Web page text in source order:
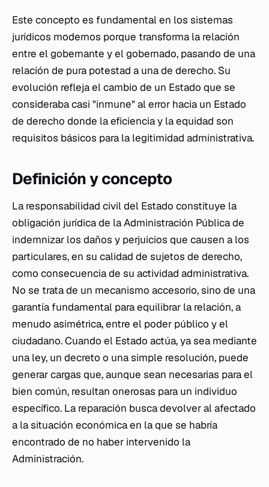
Este concepto es fundamental en los sistemas
jurídicos modernos porque transforma la relación
entre el gobernante y el gobernado, pasando de una
relación de pura potestad a una de derecho. Su
evolución refleja el cambio de un Estado que se
consideraba casi "inmune" al error hacia un Estado
de derecho donde la eficiencia y la equidad son
requisitos básicos para la legitimidad administrativa.
Definición y concepto
La responsabilidad civil del Estado constituye la
obligación jurídica de la Administración Pública de
indemnizar los daños y perjuicios que causen a los
particulares, en su calidad de sujetos de derecho,
como consecuencia de su actividad administrativa.
No se trata de un mecanismo accesorio, sino de una
garantía fundamental para equilibrar la relación, a
menudo asimétrica, entre el poder público y el
ciudadano. Cuando el Estado actúa, ya sea mediante
una ley, un decreto o una simple resolución, puede
generar cargas que, aunque sean necesarias para el
bien común, resultan onerosas para un individuo
específico. La reparación busca devolver al afectado
a la situación económica en la que se habría
encontrado de no haber intervenido la
Administración.